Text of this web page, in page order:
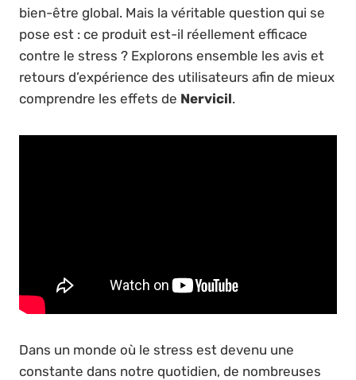
bien-être global. Mais la véritable question qui se
pose est : ce produit est-il réellement efficace
contre le stress ? Explorons ensemble les avis et
retours d’expérience des utilisateurs afin de mieux
comprendre les effets de Nervicil.
Dans un monde où le stress est devenu une
constante dans notre quotidien, de nombreuses